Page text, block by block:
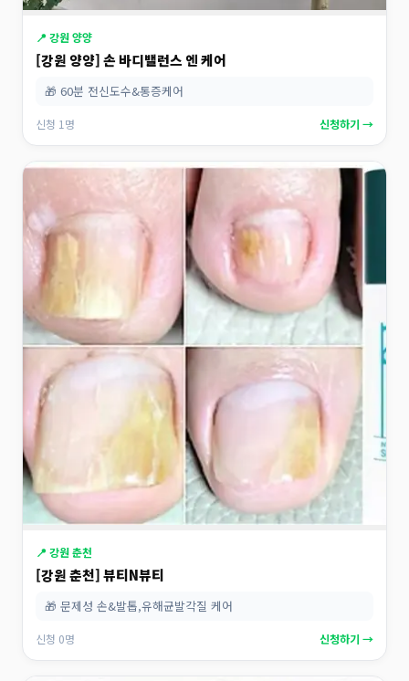
📍 강원 양양
[강원 양양] 손 바디밸런스 엔 케어
🎁 60분 전신도수&통증케어
신청 1명 신청하기 →
📍 강원 춘천
[강원 춘천] 뷰티N뷰티
🎁 문제성 손&발톱,유해균발각질 케어
신청 0명 신청하기 →